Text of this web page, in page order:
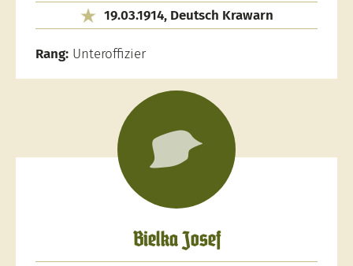
19.03.1914, Deutsch Krawarn
Rang: Unteroffizier
Bielka Josef